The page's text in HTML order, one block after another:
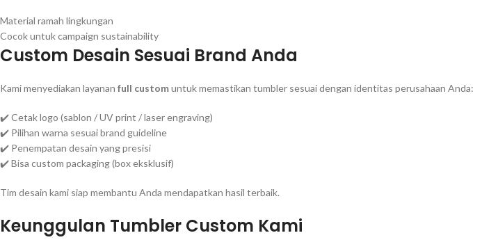
Material ramah lingkungan
Cocok untuk campaign sustainability
Custom Desain Sesuai Brand Anda
Kami menyediakan layanan full customuntuk memastikan tumbler sesuai dengan identitas perusahaan Anda:
✔️ Cetak logo (sablon / UV print / laser engraving)
✔️ Pilihan warna sesuai brand guideline
✔️ Penempatan desain yang presisi
✔️ Bisa custom packaging (box eksklusif)
Tim desain kami siap membantu Anda mendapatkan hasil terbaik.
Keunggulan Tumbler Custom Kami